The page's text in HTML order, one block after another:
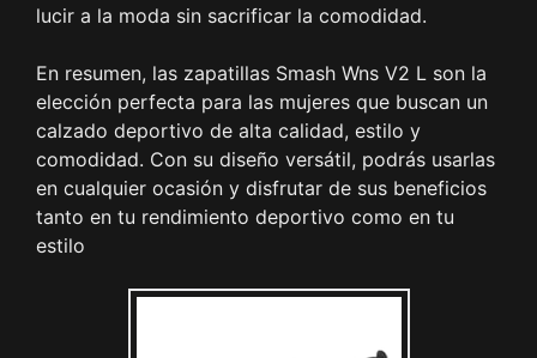
lucir a la moda sin sacrificar la comodidad.
En resumen, las zapatillas Smash Wns V2 L son la
elección perfecta para las mujeres que buscan un
calzado deportivo de alta calidad, estilo y
comodidad. Con su diseño versátil, podrás usarlas
en cualquier ocasión y disfrutar de sus beneficios
tanto en tu rendimiento deportivo como en tu
estilo